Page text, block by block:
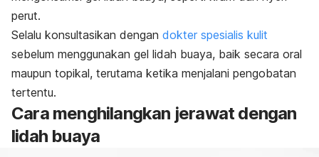
perut.
Selalu konsultasikan dengan dokter spesialis kulit
sebelum menggunakan gel lidah buaya, baik secara oral
maupun topikal, terutama ketika menjalani pengobatan
tertentu.
Cara menghilangkan jerawat dengan
lidah buaya